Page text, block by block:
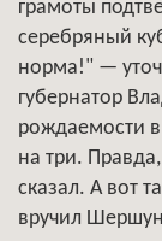
грамоты
серебряный
норма!" —
губернатор
рождаемости
на три.
сказал. А вот
вручил